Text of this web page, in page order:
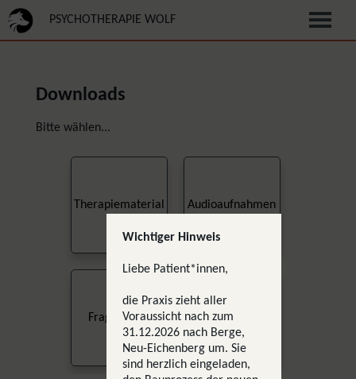
PSYCHOTHERAPIE WOLF
Downloads
Bitte wählen...
Therapiematerial Audioaufnahmen
Fragebögen
Dokumente
und Verträge
Wichtiger Hinweis
Liebe Patient*innen,
die Praxis zieht aller
Voraussicht nach zum
31.12.2026 nach Berge,
Neu-Eichenberg um. Sie
sind herzlich eingeladen,